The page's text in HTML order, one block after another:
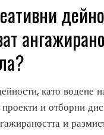
като водене
и отборни
и